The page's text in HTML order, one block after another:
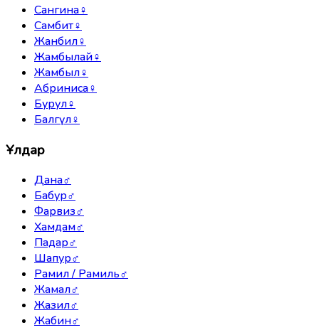
Сангина♀
Самбит♀
Жанбил♀
Жамбылай♀
Жамбыл♀
Абриниса♀
Бурул♀
Балгүл♀
Ұлдар
Дана♂
Бабур♂
Фарвиз♂
Хамдам♂
Падар♂
Шапур♂
Рамил / Рамиль♂
Жамал♂
Жазил♂
Жабин♂